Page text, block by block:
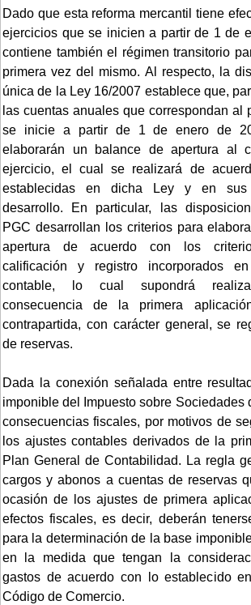
Dado que esta reforma mercantil tiene
ejercicios que se inicien a partir de 1 de
contiene también el régimen transitorio
primera vez del mismo. Al respecto, la
única de la Ley 16/2007 establece que,
las cuentas anuales que correspondan al
se inicie a partir de 1 de enero de
elaborarán un balance de apertura al
ejercicio, el cual se realizará de
establecidas en dicha Ley y en sus
desarrollo. En particular, las
PGC desarrollan los criterios para
apertura de acuerdo con los
calificación y registro incorporados
contable, lo cual supondrá
consecuencia de la primera
contrapartida, con carácter general, se
de reservas.
Dada la conexión señalada entre
imponible del Impuesto sobre Sociedades
consecuencias fiscales, por motivos de
los ajustes contables derivados de la
Plan General de Contabilidad. La regla
cargos y abonos a cuentas de reservas
ocasión de los ajustes de primera
efectos fiscales, es decir, deberán
para la determinación de la base
en la medida que tengan la
gastos de acuerdo con lo establecido
Código de Comercio.